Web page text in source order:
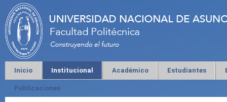
Inicio Institucional Académico Estudiantes
Publicaciones